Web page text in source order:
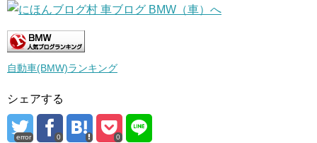
自動車(BMW)ランキング
シェアする
error 0 0